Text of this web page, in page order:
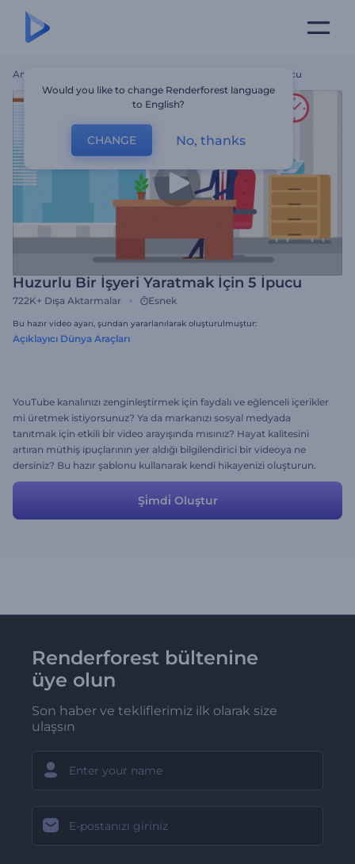
Ana Sayfa Huzurlu Bir İşyeri Yaratmak İçin 5 İpucu
Huzurlu Bir İşyeri Yaratmak İçin 5 İpucu
722K+ Dışa Aktarmalar Esnek
Bu hazır video ayarı, şundan yararlanılarak oluşturulmuştur:
Açıklayıcı Dünya Araçları
YouTube kanalınızı zenginleştirmek için faydalı ve eğlenceli içerikler
mi üretmek istiyorsunuz? Ya da markanızı sosyal medyada
tanıtmak için etkili bir video arayışında mısınız? Hayat kalitesini
artıran müthiş ipuçlarının yer aldığı bilgilendirici bir videoya ne
dersiniz? Bu hazır şablonu kullanarak kendi hikayenizi oluşturun.
Arzu ettiğiniz sonucu elde etmek için üzerinde her türlü değişikliği
Şi̇mdi̇ Oluştur
Renderforest bültenine
üye olun
Son haber ve tekliflerimiz ilk olarak size
ulaşsın
Would you like to change Renderforest language
to English?
CHANGE No, thanks